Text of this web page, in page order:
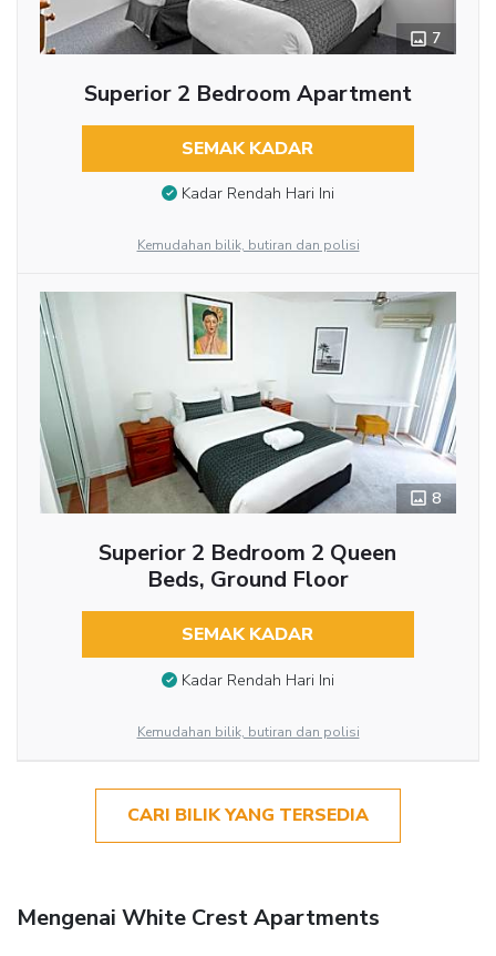
7
Superior 2 Bedroom Apartment
SEMAK KADAR
Kadar Rendah Hari Ini
Kemudahan bilik, butiran dan polisi
8
Superior 2 Bedroom 2 Queen
Beds, Ground Floor
SEMAK KADAR
Kadar Rendah Hari Ini
Kemudahan bilik, butiran dan polisi
CARI BILIK YANG TERSEDIA
Mengenai White Crest Apartments